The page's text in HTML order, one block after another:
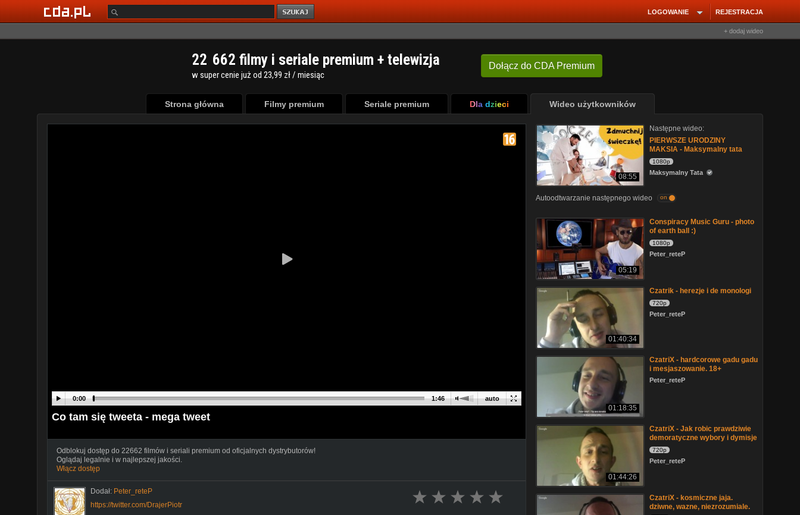
REJESTRACJA
LOGOWANIE
+ dodaj wideo
Dołącz do CDA Premium
22 662 filmy i seriale premium + telewizja
w super cenie już od 23,99 zł / miesiąc
Strona główna Filmy premium Seriale premium Dla dzieci Wideo użytkowników
auto
0:00 1:46
Co tam się tweeta - mega tweet
Odblokuj dostęp do 22662 filmów i seriali premium od oficjalnych dystrybutorów!
Oglądaj legalnie i w najlepszej jakości.
Włącz dostęp
Dodał: Peter_reteP
https://twitter.com/DrajerPiotr
08:55
Następne wideo:
PIERWSZE URODZINY
MAKSIA - Maksymalny tata
1080p
Maksymalny Tata
Autoodtwarzanie następnego wideo on
05:19
Conspiracy Music Guru - photo
of earth ball :)
1080p
Peter_reteP
01:40:34
Czatrik - herezje i de monologi
720p
Peter_reteP
01:18:35
CzatriX - hardcorowe gadu gadu
i mesjaszowanie. 18+
Peter_reteP
01:44:26
CzatriX - Jak robic prawdziwie
demoratyczne wybory i dymisje
720p
Peter_reteP
CzatriX - kosmiczne jaja.
dziwne, wazne, niezrozumiale.